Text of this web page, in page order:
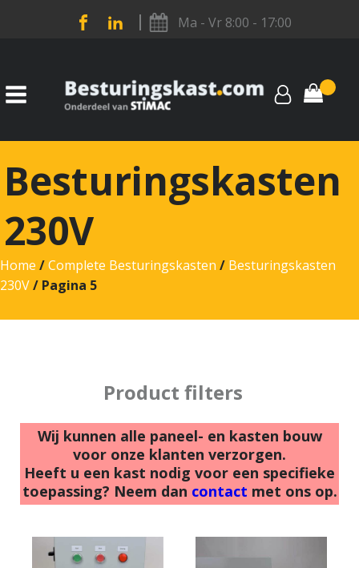
Ma - Vr 8:00 - 17:00
Besturingskasten
230V
Home /Complete Besturingskasten / Besturingskasten
230V/ Pagina 5
Product filters
Wij kunnen alle paneel- en kasten bouw
voor onze klanten verzorgen.
Heeft u een kast nodig voor een specifieke
toepassing? Neem dan contact met ons op.